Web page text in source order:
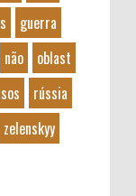
guerra
não
oblast
rússia
zelenskyy